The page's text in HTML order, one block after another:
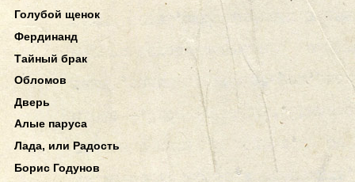
Голубой щенок
Фердинанд
Тайный брак
Обломов
Дверь
Алые паруса
Лада, или Радость
Борис Годунов